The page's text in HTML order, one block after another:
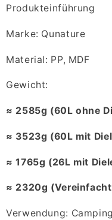
Produkteinführung
Marke: Qunature
Material: PP, MDF
Gewicht:
≈ 2585g (60L ohne
≈ 3523g (60L mit
≈ 1765g (26L mit
≈ 2320g
Verwendung: